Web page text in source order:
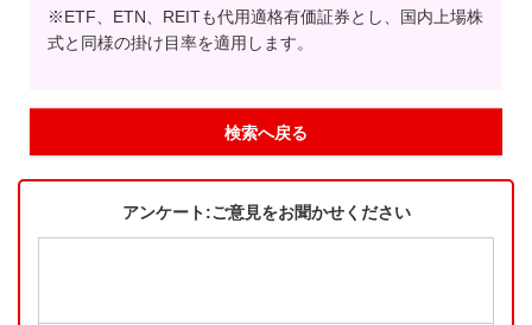
※ETF、ETN、REITも代用適格有価証券とし、国内上場株
式と同様の掛け目率を適用します。
検索へ戻る
アンケート:ご意見をお聞かせください